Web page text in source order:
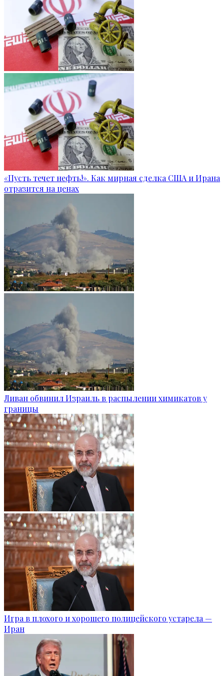
«Пусть течет нефть!». Как мирная сделка США и Ирана
отразится на ценах
Ливан обвинил Израиль в распылении химикатов у
границы
Игра в плохого и хорошего полицейского устарела —
Иран